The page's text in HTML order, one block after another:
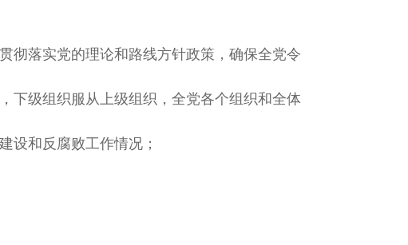
彻落实党的理论和路线方针政策，确保全党令
下级组织服从上级组织，全党各个组织和全体
设和反腐败工作情况；